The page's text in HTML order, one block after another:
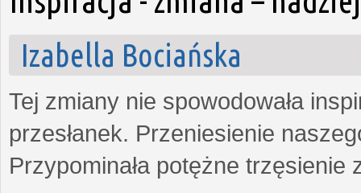
Izabella Bociańska
Tej zmiany nie spowodowała
przesłanek. Przeniesienie
Przypominała potężne trzęsienie